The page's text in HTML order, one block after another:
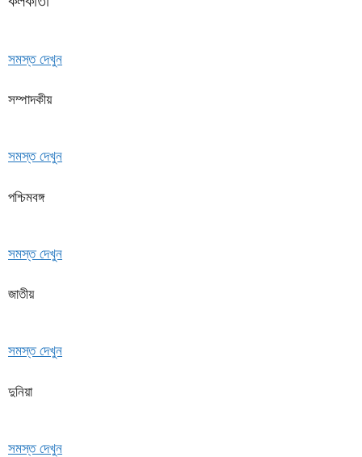
সমস্ত দেখুন
সম্পাদকীয়
সমস্ত দেখুন
পশ্চিমবঙ্গ
সমস্ত দেখুন
জাতীয়
সমস্ত দেখুন
দুনিয়া
সমস্ত দেখুন